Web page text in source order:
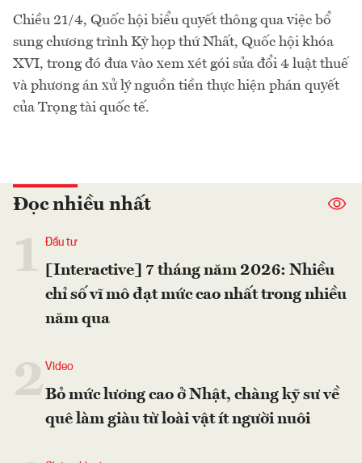
Chiều 21/4, Quốc hội biểu quyết thông qua việc bổ
sung chương trình Kỳ họp thứ Nhất, Quốc hội khóa
XVI, trong đó đưa vào xem xét gói sửa đổi 4 luật thuế
và phương án xử lý nguồn tiền thực hiện phán quyết
của Trọng tài quốc tế.
Đọc nhiều nhất
Đầu tư
[Interactive] 7 tháng năm 2026: Nhiều
chỉ số vĩ mô đạt mức cao nhất trong nhiều
năm qua
2Video
Bỏ mức lương cao ở Nhật, chàng kỹ sư về
quê làm giàu từ loài vật ít người nuôi